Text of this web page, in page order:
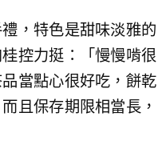
，特色是甜味淡雅的
控力挺：「慢慢啃很
當點心很好吃，餅乾
且保存期限相當長，